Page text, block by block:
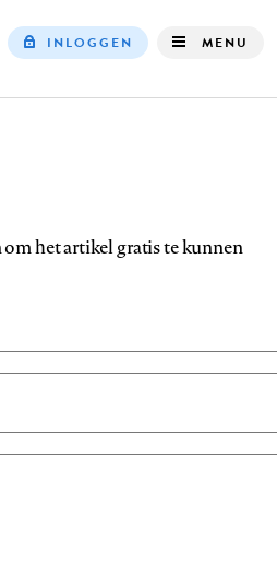
INLOGGEN MENU
het artikel gratis te kunnen